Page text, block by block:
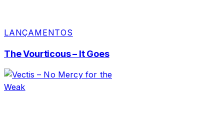
LANÇAMENTOS
The Vourticous – It Goes